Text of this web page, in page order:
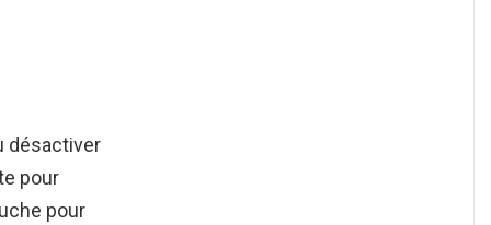
désactiver
pour
pour